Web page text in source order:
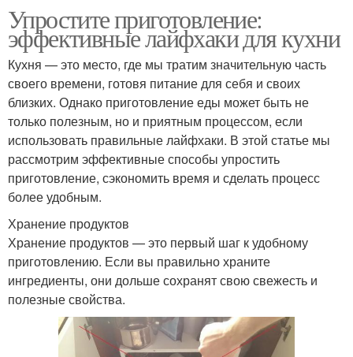
Упростите приготовление:
эффективные лайфхаки для кухни
Кухня — это место, где мы тратим значительную часть
своего времени, готовя питание для себя и своих
близких. Однако приготовление еды может быть не
только полезным, но и приятным процессом, если
использовать правильные лайфхаки. В этой статье мы
рассмотрим эффективные способы упростить
приготовление, сэкономить время и сделать процесс
более удобным.
Хранение продуктов
Хранение продуктов — это первый шаг к удобному
приготовлению. Если вы правильно храните
ингредиенты, они дольше сохранят свою свежесть и
полезные свойства.